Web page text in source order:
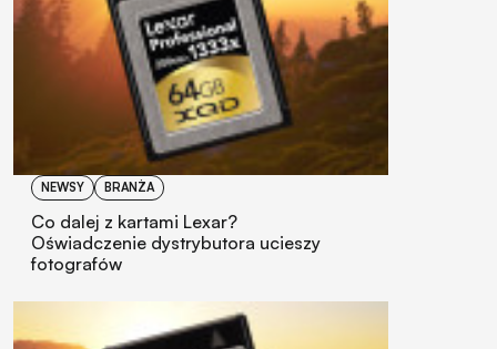
NEWSY BRANŻA
Co dalej z kartami Lexar?
Oświadczenie dystrybutora ucieszy
fotografów